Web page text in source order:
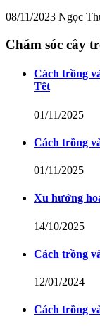
08/11/2023 Ngọc
Chăm sóc cây
Cách trồng
Tết
01/11/2025
Cách trồng
01/11/2025
Xu hướng
14/10/2025
Cách trồng
12/01/2024
Cách trồng